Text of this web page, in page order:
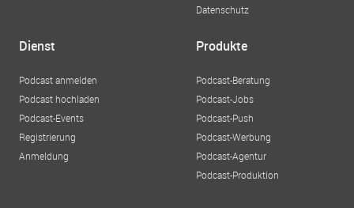
Datenschutz
Dienst
Podcast anmelden
Podcast hochladen
Podcast-Events
Registrierung
Anmeldung
Produkte
Podcast-Beratung
Podcast-Jobs
Podcast-Push
Podcast-Werbung
Podcast-Agentur
Podcast-Produktion